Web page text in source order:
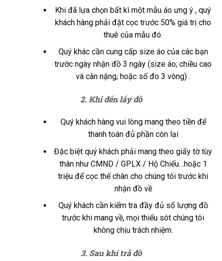
Khi đã lựa chọn bất kì một mẫu áo ưng ý , quý
khách hàng phải đặt cọc trước 50% giá trị cho
thuê của mẫu đó.
Quý khác cần cung cấp size áo của các bạn
trước ngày nhận đồ 3 ngày (size áo; chiều cao
và cân nặng; hoặc số đo 3 vòng) .
2. Khi đến lấy đồ
Quý khách hàng vui lòng mang theo tiền để
thanh toán đủ phần còn lại
Đặc biệt quý khách phải mang theo giấy tờ tùy
thân như CMND / GPLX / Hộ Chiếu…hoặc 1
triệu để cọc thế chân cho chúng tôi trước khi
nhận đồ về
Quý khách cần kiểm tra đầy đủ số lượng đồ
trước khi mang về, mọi thiếu sót chúng tôi
không chịu trách nhiệm.
3. Sau khi trả đồ